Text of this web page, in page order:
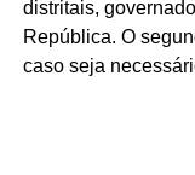
distritais,
República. O
caso seja